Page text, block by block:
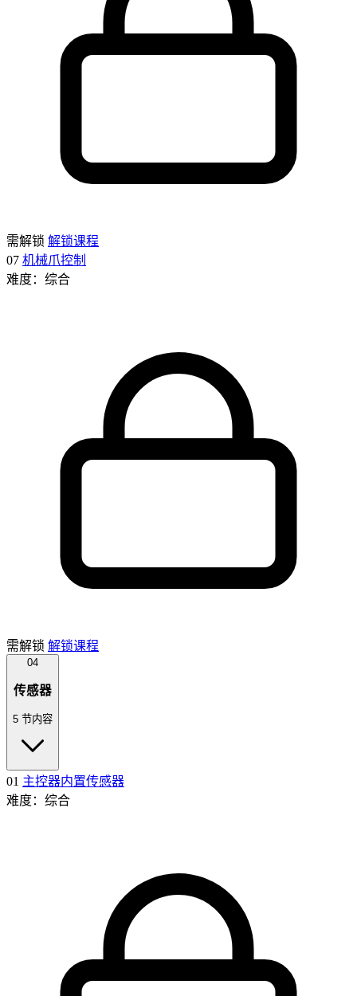
需解锁 解锁课程
07 机械爪控制
难度：综合
需解锁 解锁课程
04
传感器
5 节内容
01 主控器内置传感器
难度：综合